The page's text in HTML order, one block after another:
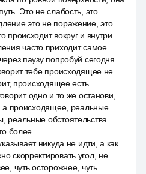
Это не слабость, это
это не поражение, это
происходит вокруг и внутри.
часто приходит самое
паузу попробуй сегодня
тебе происходящее не
происходящее есть.
одно и то же останови,
а происходящее, реальные
реальные обстоятельства.
более.
никуда не идти, а как
скорректировать угол, не
чуть осторожнее, чуть